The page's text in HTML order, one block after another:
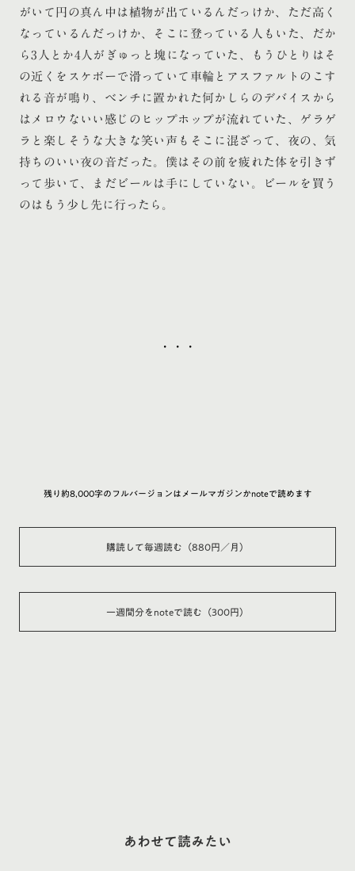
がいて円の真ん中は植物が出ているんだっけか、ただ高く
なっているんだっけか、そこに登っている人もいた、だか
ら3人とか4人がぎゅっと塊になっていた、もうひとりはそ
の近くをスケボーで滑っていて車輪とアスファルトのこす
れる音が鳴り、ベンチに置かれた何かしらのデバイスから
はメロウないい感じのヒップホップが流れていた、ゲラゲ
ラと楽しそうな大きな笑い声もそこに混ざって、夜の、気
持ちのいい夜の音だった。僕はその前を疲れた体を引きず
って歩いて、まだビールは手にしていない。ビールを買う
のはもう少し先に行ったら。
・・・
残り約8,000字のフルバージョンはメールマガジンかnoteで読めます
購読して毎週読む（880円／月）
一週間分をnoteで読む（300円）
あわせて読みたい